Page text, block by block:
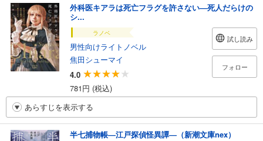
外科医キアラは死亡フラグを許さない―死人だらけの
シ...
ラノベ
男性向けライトノベル
焦田シューマイ
4.0
781円 (税込)
試し読み
フォロー
あらすじを表示する
半七捕物帳―江戸探偵怪異譚―（新潮文庫nex）